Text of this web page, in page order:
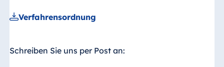
Verfahrensordnung
Schreiben Sie uns per Post an: